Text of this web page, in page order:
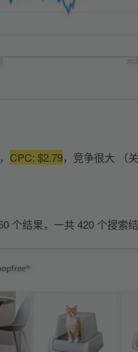
CPC: $2.79，竞争很大 （
个结果，一共 420 个搜索